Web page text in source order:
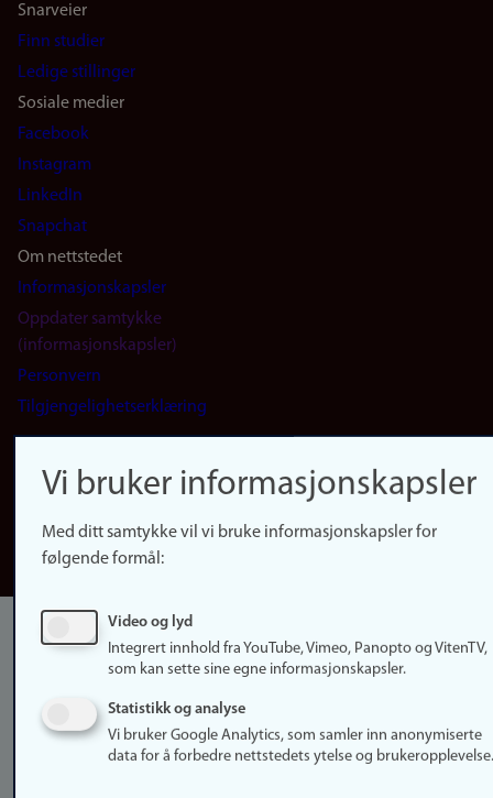
Snarveier
Finn studier
Ledige stillinger
Sosiale medier
Facebook
Instagram
LinkedIn
Snapchat
Om nettstedet
Informasjonskapsler
Oppdater samtykke
(informasjonskapsler)
Personvern
Tilgjengelighetserklæring
Rediger din ansattside
English
Vi bruker informasjonskapsler
Med ditt samtykke vil vi bruke informasjonskapsler for
følgende formål:
Video og lyd
Integrert innhold fra YouTube, Vimeo, Panopto og VitenTV,
som kan sette sine egne informasjonskapsler.
Statistikk og analyse
Vi bruker Google Analytics, som samler inn anonymiserte
data for å forbedre nettstedets ytelse og brukeropplevelse.